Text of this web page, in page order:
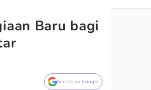
Baru bagi
Add Us on Google